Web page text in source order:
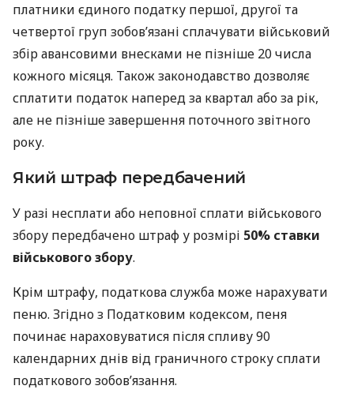
платники єдиного податку першої, другої та
четвертої груп зобов’язані сплачувати військовий
збір авансовими внесками не пізніше 20 числа
кожного місяця. Також законодавство дозволяє
сплатити податок наперед за квартал або за рік,
але не пізніше завершення поточного звітного
року.
Який штраф передбачений
У разі несплати або неповної сплати військового
збору передбачено штраф у розмірі 50% ставки
військового збору.
Крім штрафу, податкова служба може нарахувати
пеню. Згідно з Податковим кодексом, пеня
починає нараховуватися після спливу 90
календарних днів від граничного строку сплати
податкового зобов’язання.